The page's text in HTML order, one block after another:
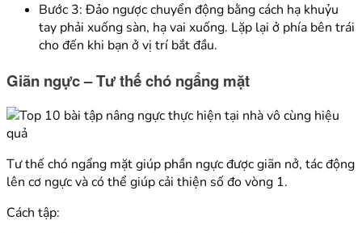
Bước 3: Đảo ngược chuyển động bằng cách hạ khuỷu
tay phải xuống sàn, hạ vai xuống. Lặp lại ở phía bên trái
cho đến khi bạn ở vị trí bắt đầu.
Giãn ngực – Tư thế chó ngẩng mặt
Tư thế chó ngẩng mặt giúp phần ngực được giãn nở, tác động
lên cơ ngực và có thể giúp cải thiện số đo vòng 1.
Cách tập: